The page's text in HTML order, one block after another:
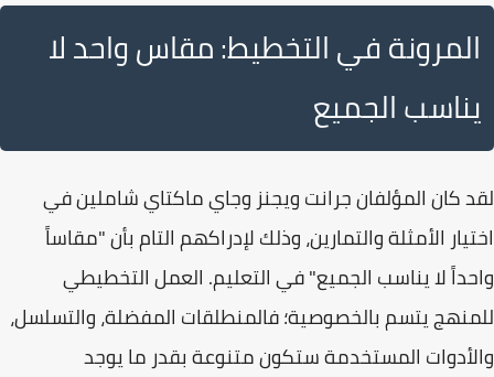
المرونة في التخطيط: مقاس واحد لا
يناسب الجميع
لقد كان المؤلفانجرانت ويجنز وجاي ماكتايشاملين في
اختيار الأمثلة والتمارين، وذلك لإدراكهم التام بأن "مقاساً
واحداً لا يناسب الجميع" في التعليم. العمل التخطيطي
للمنهج يتسم بالخصوصية؛ فالمنطلقات المفضلة، والتسلسل،
والأدوات المستخدمة ستكون متنوعة بقدر ما يوجد